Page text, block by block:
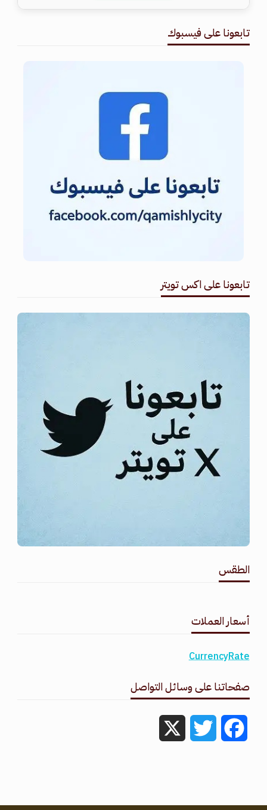
تابعونا على فيسبوك
تابعونا على اكس تويتر
الطقس
أسعار العملات
CurrencyRate
صفحاتنا على وسائل التواصل
Facebook
Twitter